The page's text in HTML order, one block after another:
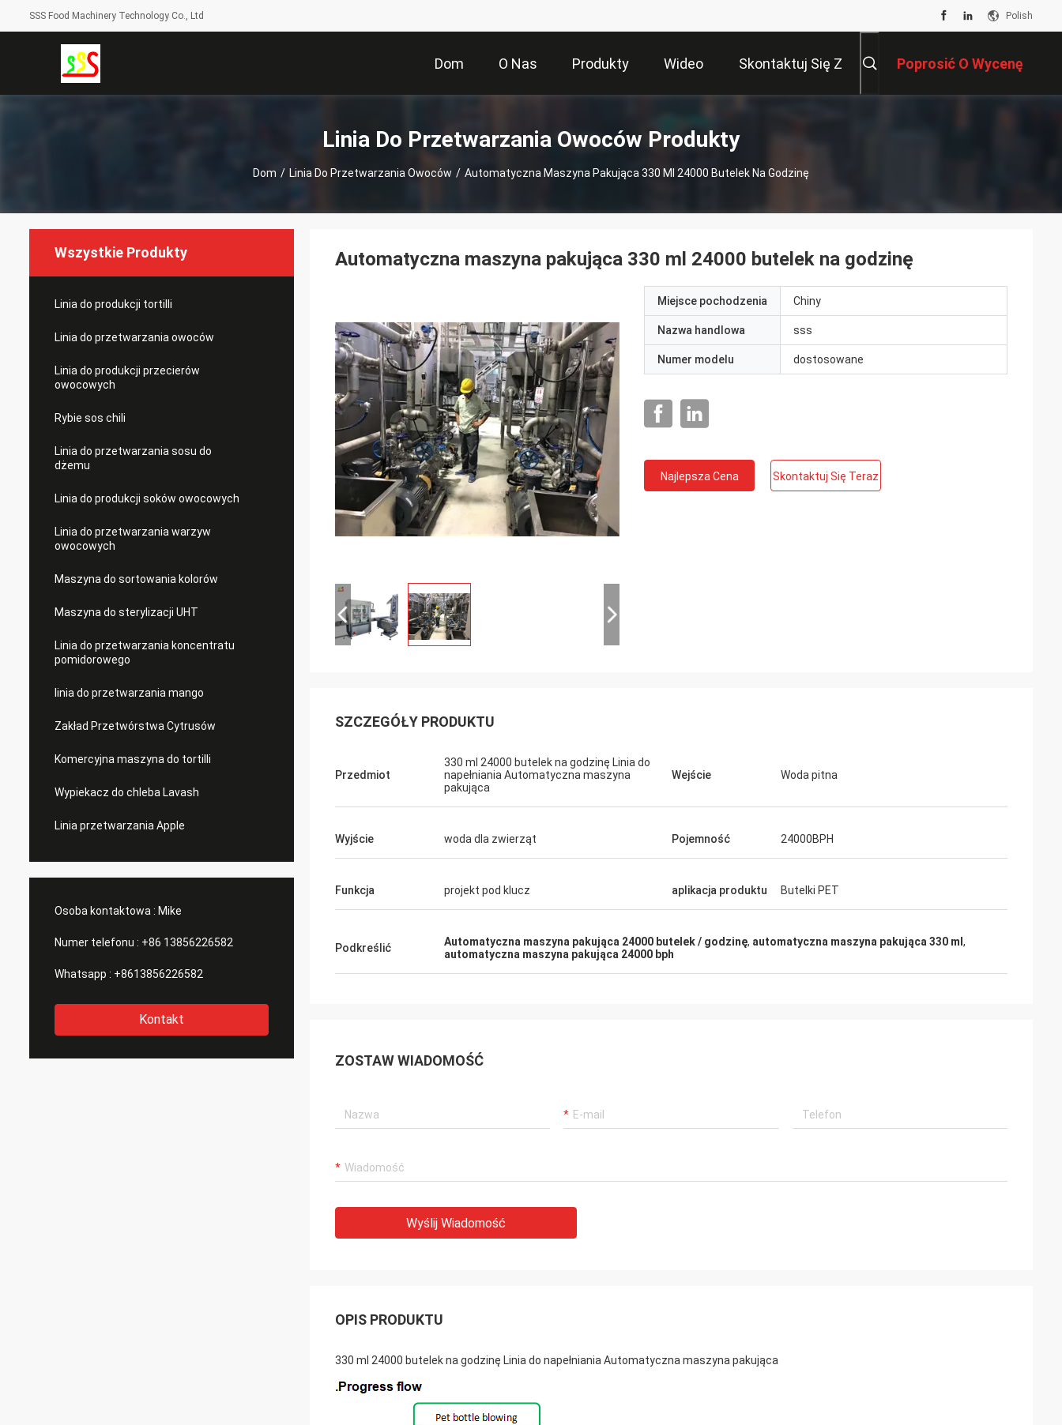
SSS Food Machinery Technology Co., Ltd Polish
Dom O Nas Produkty Wideo Skontaktuj Się Z Poprosić O Wycenę
Linia Do Przetwarzania Owoców Produkty
Dom / Linia Do Przetwarzania Owoców / Automatyczna Maszyna Pakująca 330 Ml 24000 Butelek Na Godzinę
Wszystkie Produkty
Linia do produkcji tortilli
Linia do przetwarzania owoców
Linia do produkcji przecierów
owocowych
Rybie sos chili
Linia do przetwarzania sosu do
dżemu
Linia do produkcji soków owocowych
Linia do przetwarzania warzyw
owocowych
Maszyna do sortowania kolorów
Maszyna do sterylizacji UHT
Linia do przetwarzania koncentratu
pomidorowego
linia do przetwarzania mango
Zakład Przetwórstwa Cytrusów
Komercyjna maszyna do tortilli
Wypiekacz do chleba Lavash
Linia przetwarzania Apple
Osoba kontaktowa : Mike
Numer telefonu : +86 13856226582
Whatsapp : +8613856226582
Kontakt
Automatyczna maszyna pakująca 330 ml 24000 butelek na godzinę
Miejsce pochodzenia Chiny
Nazwa handlowa sss
Numer modelu dostosowane
Najlepsza Cena Skontaktuj Się Teraz
SZCZEGÓŁY PRODUKTU
Przedmiot
330 ml 24000 butelek na godzinę Linia do
napełniania Automatyczna maszyna
pakująca
Wejście Woda pitna
Wyjście woda dla zwierząt Pojemność 24000BPH
Funkcja projekt pod klucz aplikacja produktu Butelki PET
Podkreślić Automatyczna maszyna pakująca 24000 butelek / godzinę, automatyczna maszyna pakująca 330 ml ,
automatyczna maszyna pakująca 24000 bph
ZOSTAW WIADOMOŚĆ
Wyślij Wiadomość
OPIS PRODUKTU
330 ml 24000 butelek na godzinę Linia do napełniania Automatyczna maszyna pakująca